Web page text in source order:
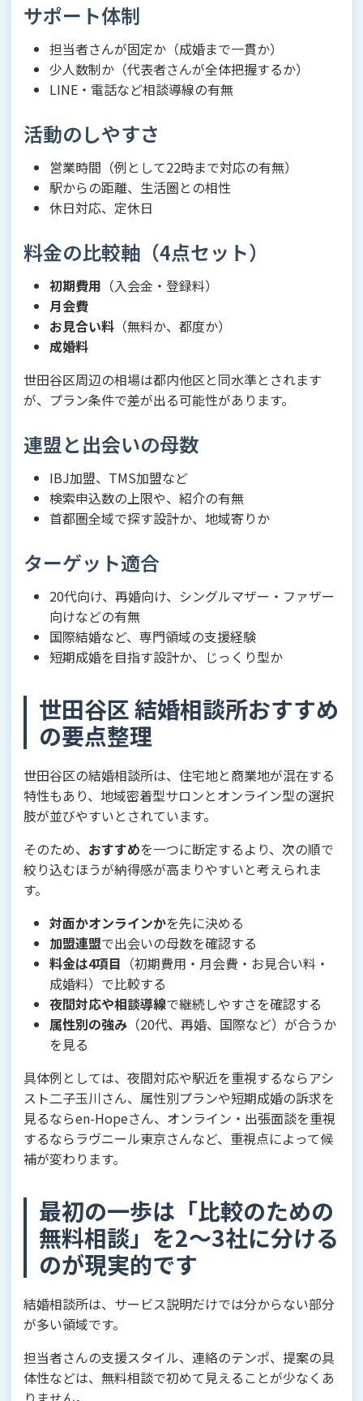
サポート体制
担当者さんが固定か（成婚まで一貫か）
少人数制か（代表者さんが全体把握するか）
LINE・電話など相談導線の有無
活動のしやすさ
営業時間（例として22時まで対応の有無）
駅からの距離、生活圏との相性
休日対応、定休日
料金の比較軸（4点セット）
初期費用 （入会金・登録料）
月会費
お見合い料 （無料か、都度か）
成婚料
世田谷区周辺の相場は都内他区と同水準とされます
が、プラン条件で差が出る可能性があります。
連盟と出会いの母数
IBJ加盟、TMS加盟など
検索申込数の上限や、紹介の有無
首都圏全域で探す設計か、地域寄りか
ターゲット適合
20代向け、再婚向け、シングルマザー・ファザー
向けなどの有無
国際結婚など、専門領域の支援経験
短期成婚を目指す設計か、じっくり型か
世田谷区 結婚相談所おすすめ
の要点整理
世田谷区の結婚相談所は、住宅地と商業地が混在する
特性もあり、地域密着型サロンとオンライン型の選択
肢が並びやすいとされています。
そのため、 おすすめを一つに断定するより、次の順で
絞り込むほうが納得感が高まりやすいと考えられま
す。
対面かオンラインかを先に決める
加盟連盟で出会いの母数を確認する
料金は4項目 （初期費用・月会費・お見合い料・
成婚料）で比較する
夜間対応や相談導線で継続しやすさを確認する
属性別の強み （20代、再婚、国際など）が合うか
を見る
具体例としては、夜間対応や駅近を重視するならアシ
スト二子玉川さん、属性別プランや短期成婚の訴求を
見るならen-Hopeさん、オンライン・出張面談を重視
するならラヴニール東京さんなど、重視点によって候
補が変わります。
最初の一歩は「比較のための
無料相談」を2〜3社に分ける
のが現実的です
結婚相談所は、サービス説明だけでは分からない部分
が多い領域です。
担当者さんの支援スタイル、連絡のテンポ、提案の具
体性などは、無料相談で初めて見えることが少なくあ